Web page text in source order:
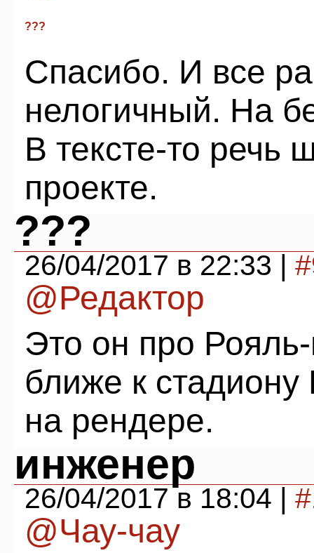
???
Спасибо. И все
нелогичный. На
В тексте-то речь
проекте.
???
26/04/2017 в 22:33 |
@Редактор
Это он про
ближе к стадиону
на рендере.
инженер
26/04/2017 в 18:04 |
@Чау-чау